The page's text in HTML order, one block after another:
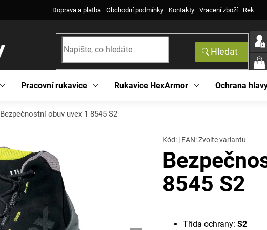
Doprava a platba Obchodní podmínky Kontakty Vracení zboží
Hledat
KOŠÍK
Pracovní rukavice Rukavice HexArmor Ochrana
Bezpečnostní obuv uvex 1 8545 S2
8545 S2
Kód: | EAN:Zvolte variantu
Třída ochrany: S2